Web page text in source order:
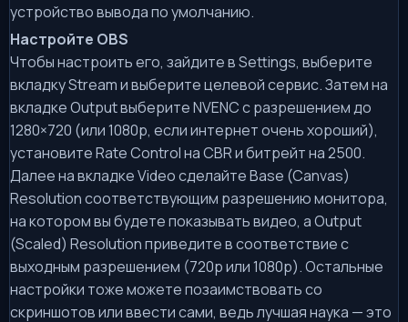
устройство вывода по умолчанию.
Настройте OBS
Чтобы настроить его, зайдите в Settings, выберите
вкладку Stream и выберите целевой сервис. Затем на
вкладке Output выберите NVENC с разрешением до
1280×720 (или 1080p, если интернет очень хороший),
установите Rate Control на CBR и битрейт на 2500.
Далее на вкладке Video сделайте Base (Canvas)
Resolution соответствующим разрешению монитора,
на котором вы будете показывать видео, а Output
(Scaled) Resolution приведите в соответствие с
выходным разрешением (720p или 1080p). Остальные
настройки тоже можете позаимствовать со
скриншотов или ввести сами, ведь лучшая наука — это